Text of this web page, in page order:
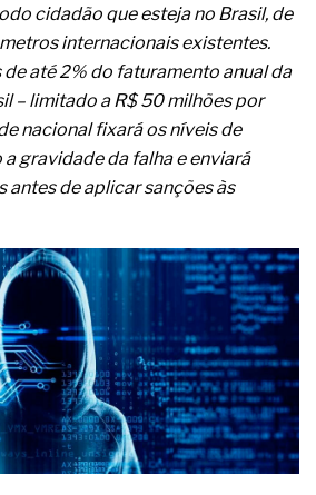
a gestão é o obstáculo para o resultado
para a inspeção em estruturas
de concreto de obras
regular reduz em 19% o risco de
e melhora o metabolismo
de indicadores nas atividades
das organizações
industrial ganha espaço como
competitiva nas empresas
dimensionais dos produtos de
cimentícios com fibra de vidro
vantagem competitiva não está no
IA
a régua do comprador B2B e a venda
ficou ainda mais humana
cidadão que esteja no Brasil, de
internacionais existentes.
até 2% do faturamento anual da
– limitado a R$ 50 milhões por
nacional fixará os níveis de
gravidade da falha e enviará
antes de aplicar sanções às